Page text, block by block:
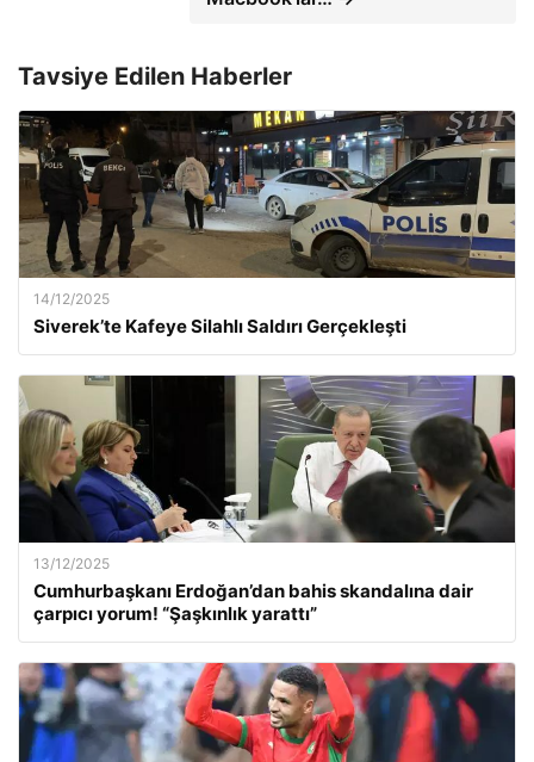
Tavsiye Edilen Haberler
14/12/2025
Siverek’te Kafeye Silahlı Saldırı Gerçekleşti
13/12/2025
Cumhurbaşkanı Erdoğan’dan bahis skandalına dair
çarpıcı yorum! “Şaşkınlık yarattı”